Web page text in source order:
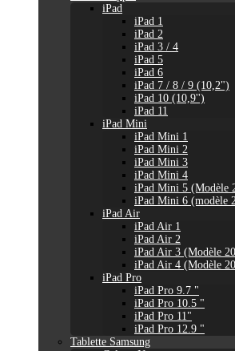
iPad
iPad 1
iPad 2
iPad 3 / 4
iPad 5
iPad 6
iPad 7 / 8 / 9 (10,2")
iPad 10 (10,9'')
iPad 11
iPad Mini
iPad Mini 1
iPad Mini 2
iPad Mini 3
iPad Mini 4
iPad Mini 5 (Modèle
iPad Mini 6 (modèle
iPad Air
iPad Air 1
iPad Air 2
iPad Air 3 (Modèle
iPad Air 4 (Modèle
iPad Pro
iPad Pro 9.7 "
iPad Pro 10.5 "
iPad Pro 11"
iPad Pro 12.9 "
Tablette Samsung